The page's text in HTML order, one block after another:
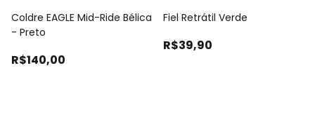
Coldre EAGLE Mid-Ride Bélica
- Preto
R$140,00
Fiel Retrátil Verde
R$39,90